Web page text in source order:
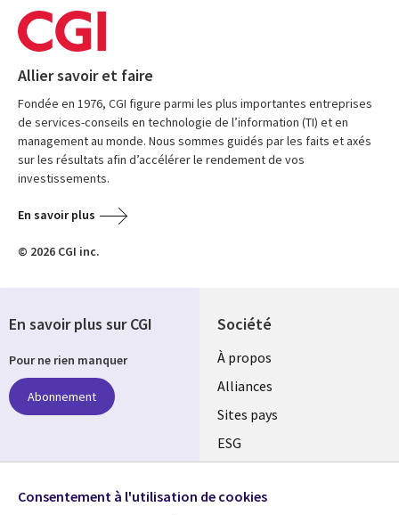
Allier savoir et faire
Fondée en 1976, CGI figure parmi les plus importantes entreprises
de services-conseils en technologie de l’information (TI) et en
management au monde. Nous sommes guidés par les faits et axés
sur les résultats afin d’accélérer le rendement de vos
investissements.
En savoir plus
© 2026 CGI inc.
Société
À propos
Alliances
Sites pays
ESG
Fusions
En savoir plus sur CGI
Pour ne rien manquer
Abonnement
Suivez-nous
Consentement à l'utilisation de cookies